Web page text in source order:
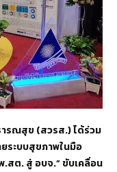
รณสุข (สวรส.) ได้ร่วม
ระบบสุขภาพในมือ
.สต. สู่ อบจ.” ขับเคลื่อน